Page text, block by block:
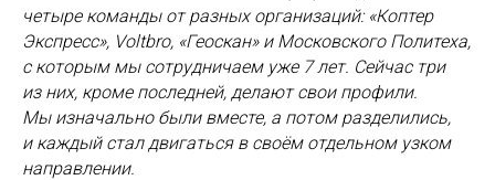
четыре команды от разных организаций: «Коптер
Экспресс», Voltbro, «Геоскан» и Московского Политеха,
с которым мы сотрудничаем уже 7 лет. Сейчас три
из них, кроме последней, делают свои профили.
Мы изначально были вместе, а потом разделились,
и каждый стал двигаться в своём отдельном узком
направлении.